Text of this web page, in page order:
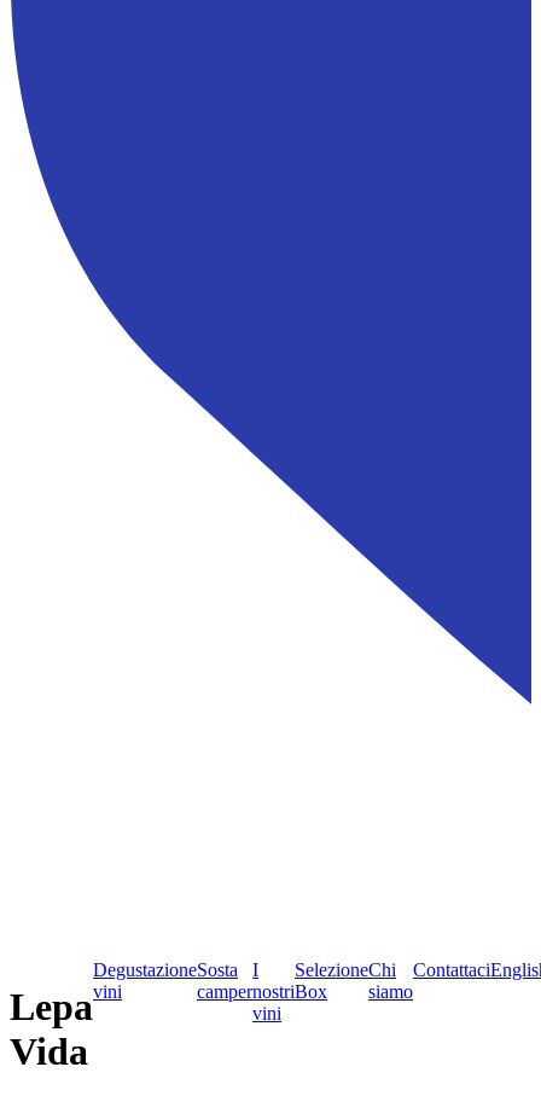
Lepa
Vida
Degustazione
vini
Sosta
camper
I
nostri
vini
Selezione
Box
Chi
siamo
Contattaci